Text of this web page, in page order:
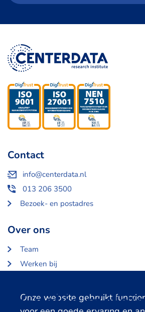
Cookie
Onze website gebruikt
Contact
info@centerdata.nl
013 206 3500
Bezoek- en postadres
Over ons
Team
Werken bij
Partners en opdrachtgevers